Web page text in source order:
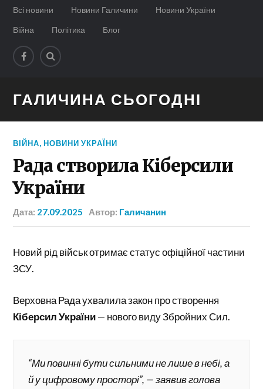
Всі новини Новини Галичини
Новини України
Війна
Політика Блог
ГАЛИЧИНА СЬОГОДНІ
ВІЙНА,НОВИНИ УКРАЇНИ
Рада створила Кіберсили
України
Дата: 27.09.2025 Автор: Галичанин
Новий рід військ отримає статус офіційної частини
ЗСУ.
Верховна Рада ухвалила закон про створення
Кіберсил України— нового виду Збройних Сил.
“Ми повинні бути сильними не лише в небі, а
й у цифровому просторі”, — заявив голова